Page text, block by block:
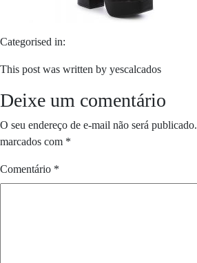
Categorised in:
This post was written by yescalcados
Deixe um comentário
O seu endereço de e-mail não será publicado.
marcados com *
Comentário *